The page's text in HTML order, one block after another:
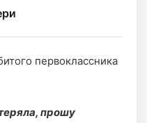
первоклассника
прошу